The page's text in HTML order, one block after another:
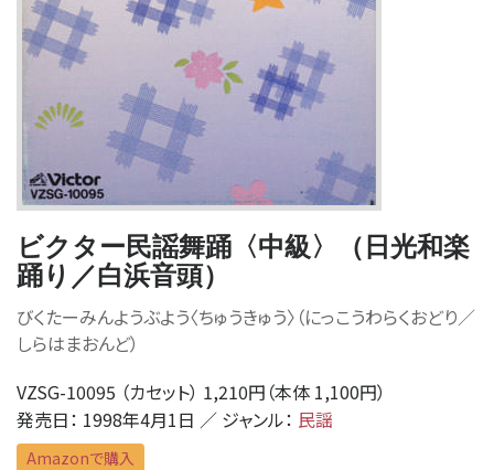
ビクター民謡舞踊〈中級〉（日光和楽
踊り／白浜音頭）
びくたーみんようぶよう〈ちゅうきゅう〉（にっこうわらくおどり／
しらはまおんど）
VZSG-10095 （カセット） 1,210円（本体 1,100円）
発売日： 1998年4月1日 ／ ジャンル： 民謡
Amazonで購入